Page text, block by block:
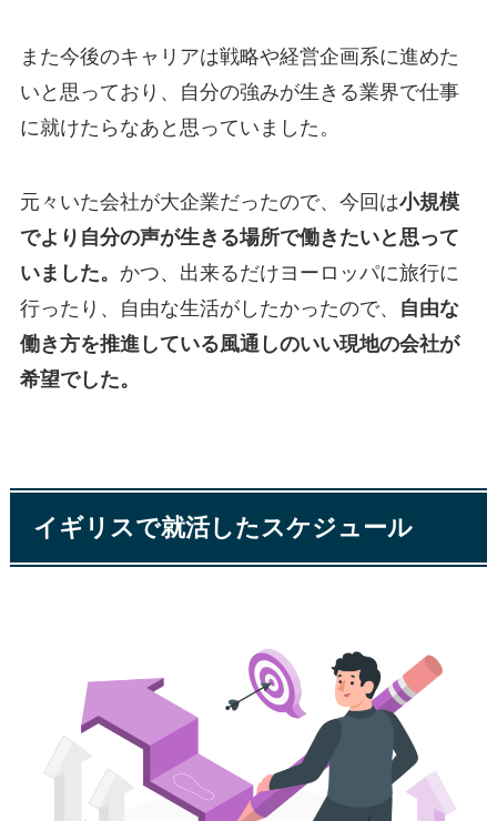
また今後のキャリアは戦略や経営企画系に進めた
いと思っており、自分の強みが生きる業界で仕事
に就けたらなあと思っていました。
元々いた会社が大企業だったので、今回は小規模
でより自分の声が生きる場所で働きたいと思って
いました。 かつ、出来るだけヨーロッパに旅行に
行ったり、自由な生活がしたかったので、
自由な
働き方を推進している風通しのいい現地の会社が
希望でした。
イギリスで就活したスケジュール